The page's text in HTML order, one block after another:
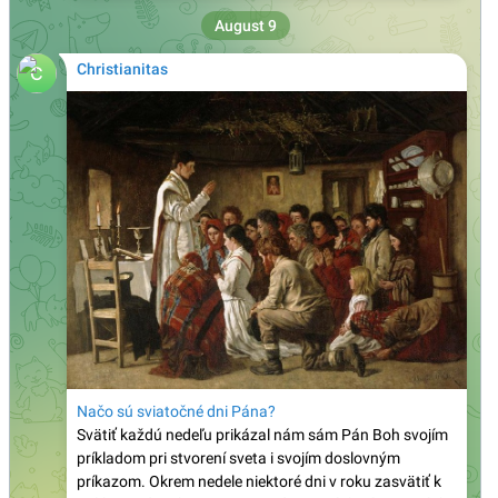
Teologická fakulta v Trnave napreduje v LGBT
infiltrácii: Uviedla oslavnú reportáž o účasti na
LGBT konferencii heterodoxného hnutia Outreach.
Nechýbal ani James Martin…
Daily Mail: „Sú verejne dostupné zábery, ktoré
ukazujú, ako sa niektorí migranti na španielskej
Ceute pokúšajú vlámať do súkromných domov“
Prieskum biskupskej konferencie medzi mladými
brazílskymi katolíkmi: Nedôstojná liturgia, príliš
politiky a málo vierouky ich odvracia od života
viery
Španielsko: Diecéza Cádiz a Ceuta zareagovala na
čerstvú inváziu ilegálnych imigrantov tým, že všetky
cirkevné zbierky odovzdala pre nich!
Známy katolícky spisovateľ Martin Mosebach sa
dnes dožíva 75 rokov a zostáva verný Tradícii: „Od
mladosti som bol pripravený bojovať prehraný boj“